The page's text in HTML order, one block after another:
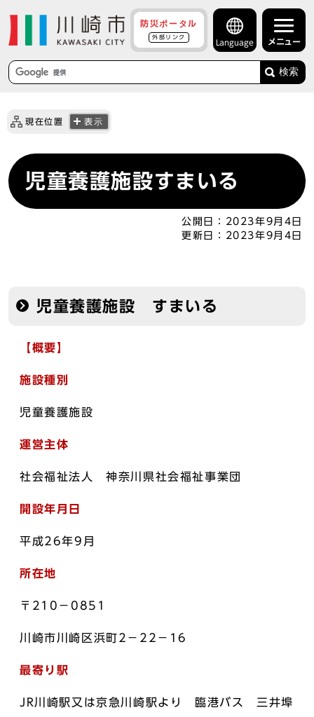
防災ポータル
外部リンク
Language メニュー
検索
現在位置 表示
児童養護施設すまいる
公開日：
2023年9月4日
更新日：
2023年9月4日
児童養護施設 すまいる
【概要】
施設種別
児童養護施設
運営主体
社会福祉法人 神奈川県社会福祉事業団
開設年月日
平成26年9月
所在地
〒210－0851
川崎市川崎区浜町2－22－16
最寄り駅
JR川崎駅又は京急川崎駅より 臨港バス 三井埠